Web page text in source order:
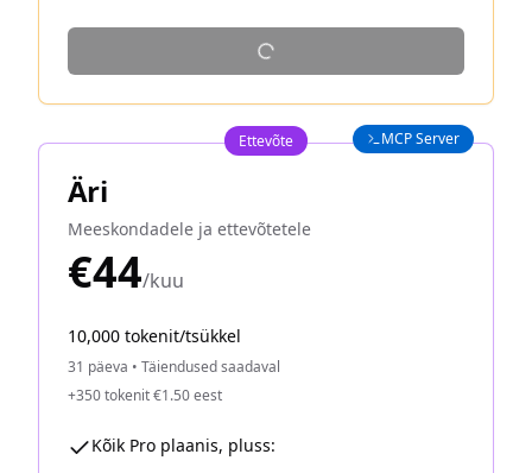
Ettevõte MCP Server
Äri
Meeskondadele ja ettevõtetele
€44/kuu
10,000 tokenit/tsükkel
31 päeva • Täiendused saadaval
+350 tokenit €1.50 eest
Kõik Pro plaanis, pluss: